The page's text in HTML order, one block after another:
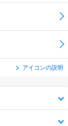
アイコンの説明